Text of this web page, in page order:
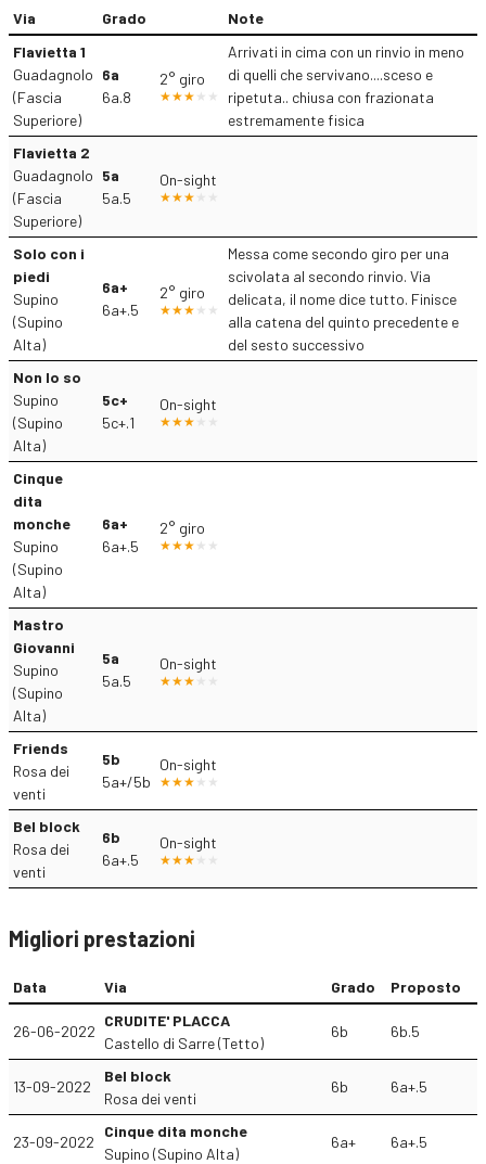
Via Grado
Note
Flavietta 1
Guadagnolo
(Fascia
Superiore)
6a
6a.8
2° giro
Arrivati in cima con un rinvio in meno
di quelli che servivano....sceso e
ripetuta.. chiusa con frazionata
estremamente fisica
Flavietta 2
Guadagnolo
(Fascia
Superiore)
5a
5a.5
On-sight
Solo con i
piedi
Supino
(Supino
Alta)
6a+
6a+.5
2° giro
Messa come secondo giro per una
scivolata al secondo rinvio. Via
delicata, il nome dice tutto. Finisce
alla catena del quinto precedente e
del sesto successivo
Non lo so
Supino
(Supino
Alta)
5c+
5c+.1
On-sight
Cinque
dita
monche
Supino
(Supino
Alta)
6a+
6a+.5
2° giro
Mastro
Giovanni
Supino
(Supino
Alta)
5a
5a.5
On-sight
Friends
Rosa dei
venti
5b
5a+/5b
On-sight
Bel block
Rosa dei
venti
6b
6a+.5
On-sight
Migliori prestazioni
Data Via Grado Proposto
26-06-2022
CRUDITE' PLACCA
Castello di Sarre (Tetto)
6b 6b.5
13-09-2022
Bel block
Rosa dei venti
6b 6a+.5
23-09-2022
Cinque dita monche
Supino (Supino Alta)
6a+ 6a+.5